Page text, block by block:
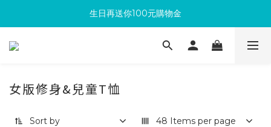
滿300回饋10%購物金
生日再送你100元購物金
加入成為新會員 馬上領取50元購物金
女版修身&兒童T恤
Sort by 48 Items per page